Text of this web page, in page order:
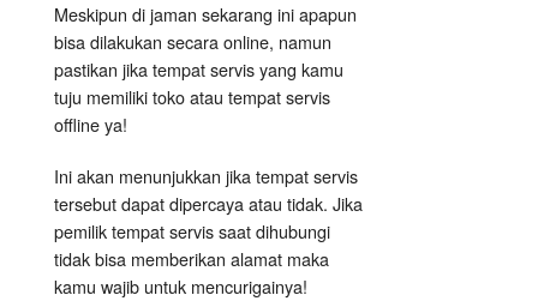
Meskipun di jaman sekarang ini apapun
bisa dilakukan secara online, namun
pastikan jika tempat servis yang kamu
tuju memiliki toko atau tempat servis
offline ya!
Ini akan menunjukkan jika tempat servis
tersebut dapat dipercaya atau tidak. Jika
pemilik tempat servis saat dihubungi
tidak bisa memberikan alamat maka
kamu wajib untuk mencurigainya!